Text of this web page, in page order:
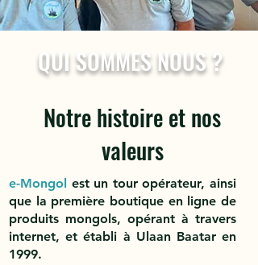
QUI SOMMES NOUS ?
Notre histoire et nos
valeurs
e-Mongol est un tour opérateur, ainsi
que la première boutique en ligne de
produits mongols, opérant à travers
internet, et établi à Ulaan Baatar en
1999.